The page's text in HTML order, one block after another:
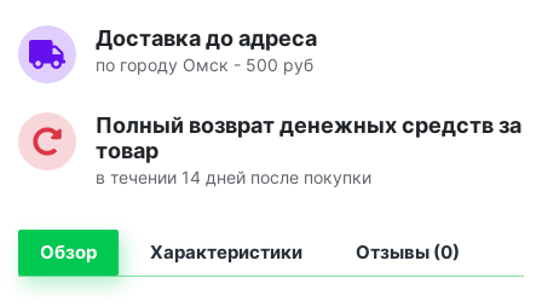
Доставка до адреса
по городу Омск - 500 руб
Полный возврат денежных средств за
товар
в течении 14 дней после покупки
Обзор Характеристики Отзывы (0)